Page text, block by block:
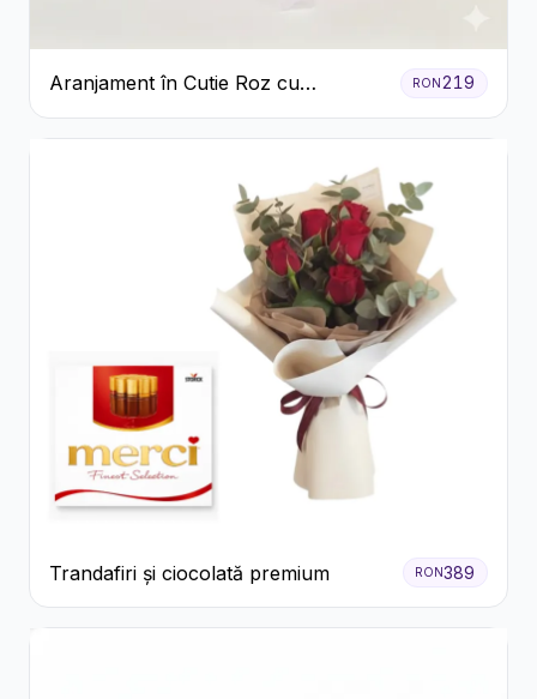
Aranjament în Cutie Roz cu
Crizanteme Albe și Lila
RON219
Trandafiri și ciocolată premium RON389